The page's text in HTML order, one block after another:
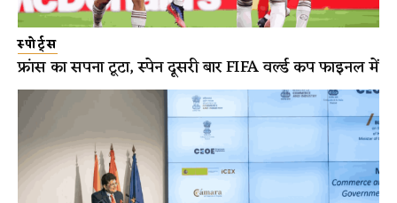
स्पोर्ट्स
फ्रांस का सपना टूटा, स्पेन दूसरी बार FIFA वर्ल्ड कप फाइनल में